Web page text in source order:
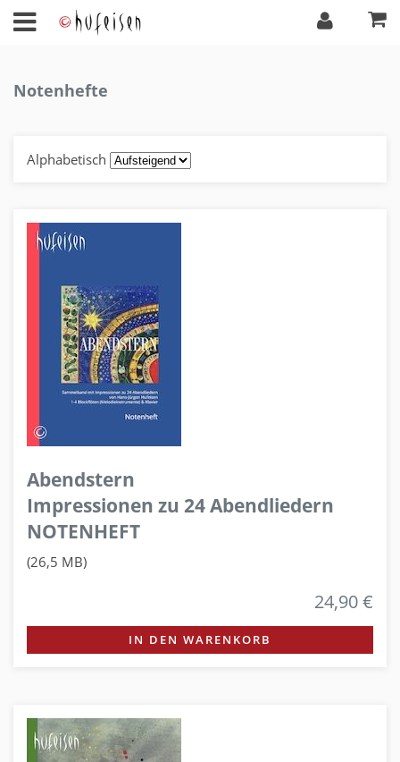
Notenhefte
Alphabetisch
Abendstern
Impressionen zu 24 Abendliedern
NOTENHEFT
(26,5 MB)
24,90 €
IN DEN WARENKORB